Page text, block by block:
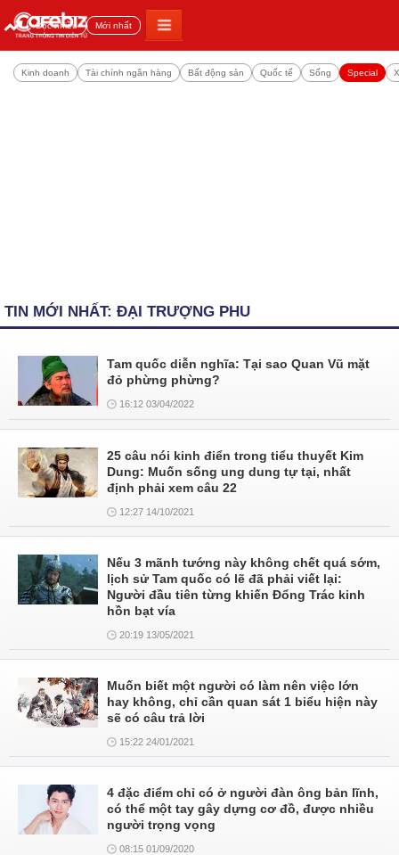
Đọc nhiều Mới nhất
Kinh doanh Tài chính ngân hàng Bất động sản Quốc tế Sống Special
TIN MỚI NHẤT: ĐẠI TRƯỢNG PHU
Tam quốc diễn nghĩa: Tại sao Quan Vũ mặt
đỏ phừng phừng?
16:12 03/04/2022
25 câu nói kinh điển trong tiểu thuyết Kim
Dung: Muốn sống ung dung tự tại, nhất
định phải xem câu 22
12:27 14/10/2021
Nếu 3 mãnh tướng này không chết quá sớm,
lịch sử Tam quốc có lẽ đã phải viết lại:
Người đầu tiên từng khiến Đổng Trác kinh
hồn bạt vía
20:19 13/05/2021
Muốn biết một người có làm nên việc lớn
hay không, chỉ cần quan sát 1 biểu hiện này
sẽ có câu trả lời
15:22 24/01/2021
4 đặc điểm chỉ có ở người đàn ông bản lĩnh,
có thể một tay gây dựng cơ đồ, được nhiều
người trọng vọng
08:15 01/09/2020